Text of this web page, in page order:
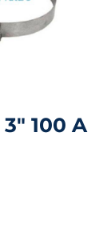
100 A